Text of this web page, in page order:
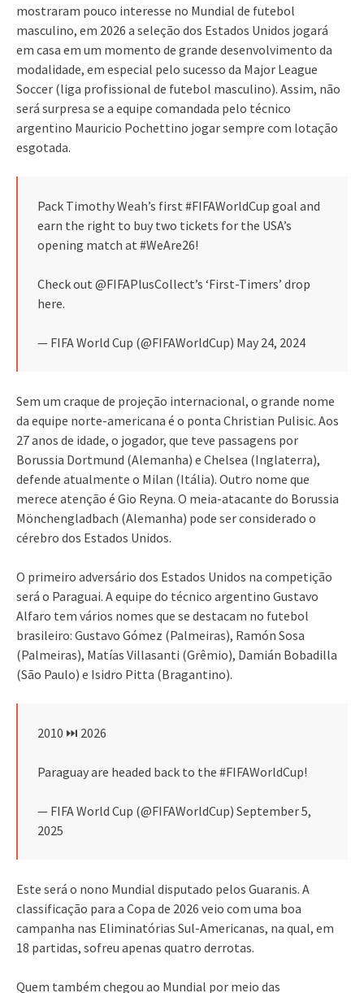
mostraram pouco interesse no Mundial de futebol
masculino, em 2026 a seleção dos Estados Unidos jogará
em casa em um momento de grande desenvolvimento da
modalidade, em especial pelo sucesso da Major League
Soccer (liga profissional de futebol masculino). Assim, não
será surpresa se a equipe comandada pelo técnico
argentino Mauricio Pochettino jogar sempre com lotação
esgotada.
Pack Timothy Weah’s first #FIFAWorldCup goal and
earn the right to buy two tickets for the USA’s
opening match at #WeAre26!
Check out @FIFAPlusCollect’s ‘First-Timers’ drop
here.
— FIFA World Cup (@FIFAWorldCup) May 24, 2024
Sem um craque de projeção internacional, o grande nome
da equipe norte-americana é o ponta Christian Pulisic. Aos
27 anos de idade, o jogador, que teve passagens por
Borussia Dortmund (Alemanha) e Chelsea (Inglaterra),
defende atualmente o Milan (Itália). Outro nome que
merece atenção é Gio Reyna. O meia-atacante do Borussia
Mönchengladbach (Alemanha) pode ser considerado o
cérebro dos Estados Unidos.
O primeiro adversário dos Estados Unidos na competição
será o Paraguai. A equipe do técnico argentino Gustavo
Alfaro tem vários nomes que se destacam no futebol
brasileiro: Gustavo Gómez (Palmeiras), Ramón Sosa
(Palmeiras), Matías Villasanti (Grêmio), Damián Bobadilla
(São Paulo) e Isidro Pitta (Bragantino).
2010 ⏭️ 2026
Paraguay are headed back to the #FIFAWorldCup!
— FIFA World Cup (@FIFAWorldCup) September 5,
2025
Este será o nono Mundial disputado pelos Guaranis. A
classificação para a Copa de 2026 veio com uma boa
campanha nas Eliminatórias Sul-Americanas, na qual, em
18 partidas, sofreu apenas quatro derrotas.
Quem também chegou ao Mundial por meio das